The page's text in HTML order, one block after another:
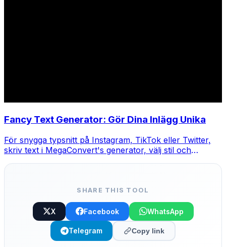
Fancy Text Generator: Gör Dina Inlägg Unika
För snygga typsnitt på Instagram, TikTok eller Twitter,
skriv text i MegaConvert's generator, välj stil och
SHARE THIS TOOL
X Facebook WhatsApp
Telegram Copy link